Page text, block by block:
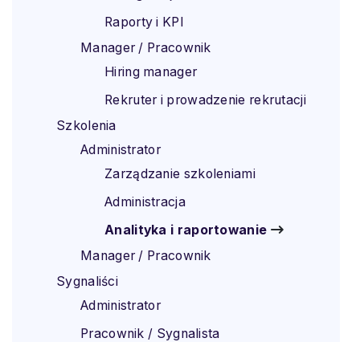
Raporty i KPI
Manager / Pracownik
Hiring manager
Rekruter i prowadzenie rekrutacji
Szkolenia
Administrator
Zarządzanie szkoleniami
Administracja
Analityka i raportowanie
Manager / Pracownik
Sygnaliści
Administrator
Pracownik / Sygnalista